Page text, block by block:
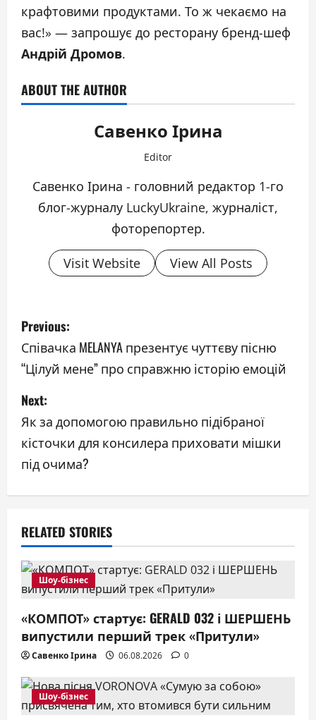
крафтовими продуктами. То ж чекаємо на
вас!» — запрошує до ресторану бренд-шеф
Андрій Дромов.
ABOUT THE AUTHOR
Савенко Ірина
Editor
Савенко Ірина - головний редактор 1-го
блог-журналу LuckyUkraine, журналіст,
фоторепортер.
Visit Website View All Posts
P
o
s
t
n
a
v
i
g
a
t
i
o
n
Previous:
Співачка MELANYA презентує чуттєву пісню
“Цілуй мене” про справжню історію емоцій
Next:
Як за допомогою правильно підібраної
кісточки для консилера приховати мішки
під очима?
RELATED STORIES
Шоу-бізнес
«КОМПОТ» стартує: GERALD 032 і ШЕРШЕНЬ
випустили перший трек «Притули»
Савенко Ірина 06.08.2026 0
Шоу-бізнес